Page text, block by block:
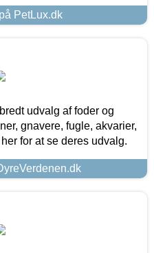
PetLux.dk
udvalg af foder og
gnavere, fugle, akvarier,
for at se deres udvalg.